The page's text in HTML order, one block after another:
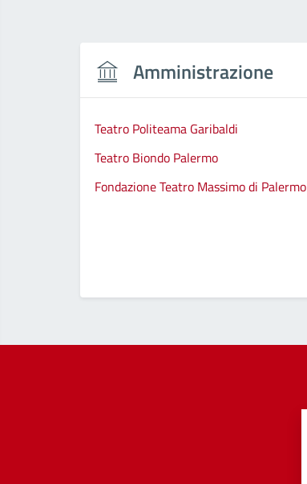
Amministrazione
Teatro Politeama Garibaldi
Teatro Biondo Palermo
Fondazione Teatro Massimo di Palermo